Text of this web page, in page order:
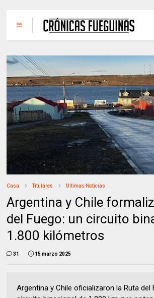
Casa Titulares Ultimas Noticias
Argentina y Chile
del Fuego: un circuito
1.800 kilómetros
31 15 marzo 2025
Argentina y Chile oficializaron la Ruta del